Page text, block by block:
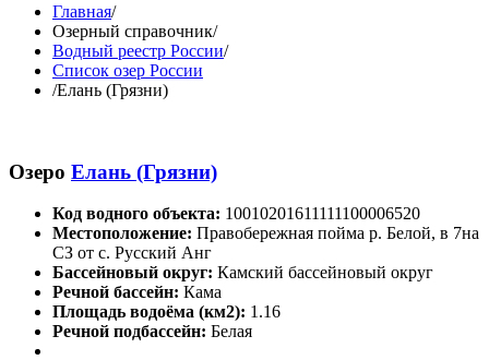
Главная/
Озерный справочник/
Водный реестр России/
Список озер России
/Елань (Грязни)
Озеро Елань (Грязни)
Код водного объекта: 10010201611111100006520
Местоположение: Правобережная пойма р. Белой, в 7на
СЗ от с. Русский Анг
Бассейновый округ: Камский бассейновый округ
Речной бассейн: Кама
Площадь водоёма (км2): 1.16
Речной подбассейн: Белая